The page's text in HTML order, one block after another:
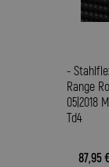
-
Range
05|2018
Td4
87,95